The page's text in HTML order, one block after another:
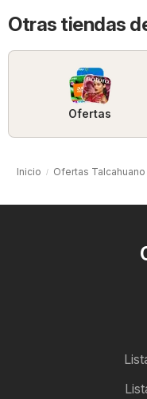
Otras tiendas
Ofertas
Inicio Ofertas Talcahuano